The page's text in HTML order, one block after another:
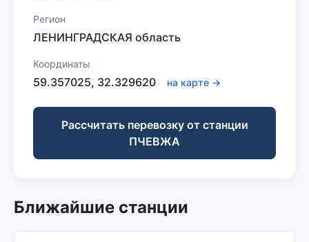
Регион
ЛЕНИНГРАДСКАЯ область
Координаты
59.357025, 32.329620 на карте →
Рассчитать перевозку от станции
ПЧЕВЖА
Ближайшие станции